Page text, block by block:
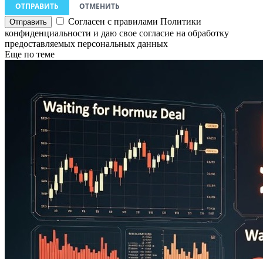
ОТПРАВИТЬ
ОТМЕНИТЬ
Согласен с правилами Политики
конфиденциальности и даю свое согласие на обработку
предоставляемых персональных данных
Еще по теме